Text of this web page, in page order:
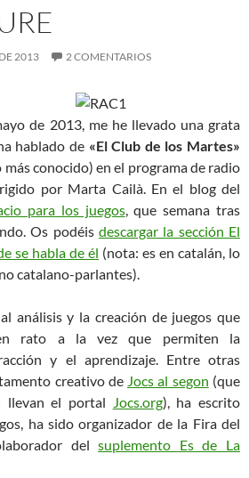
2013 2 COMENTARIOS
de 2013, me he llevado una grata
hablado de «El Club de los Martes»
conocido) en el programa de radio
por Marta Cailà. En el blog del
para los juegos, que semana tras
Os podéis descargar la sección El
se habla de él (nota: es en catalán, lo
catalano-parlantes).
análisis y la creación de juegos que
rato a la vez que permiten la
y el aprendizaje. Entre otras
creativo de Jocs al segon (que
llevan el portal Jocs.org), ha escrito
ha sido organizador de la Fira del
delsuplemento Es de La